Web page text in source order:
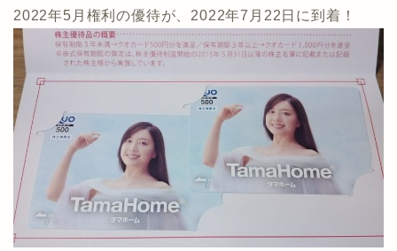
2022年5月権利の優待が、2022年7月22日に到着！